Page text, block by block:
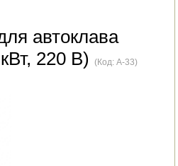
автоклава
220 В)(Код:A-33)